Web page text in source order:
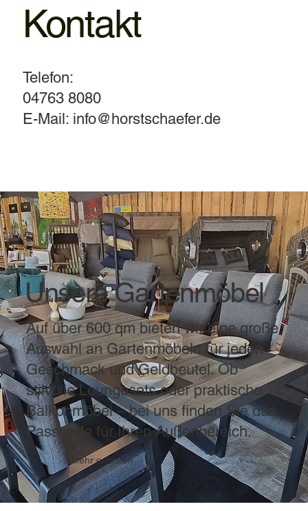
Kontakt
Telefon:
04763 8080
E-Mail: info@horstschaefer.de
Unsere Gartenmöbel
Auf über 600 qm bieten wir eine große
Auswahl an Gartenmöbeln für jeden
Geschmack und Geldbeutel. Ob
stilvolle Loungesets oder praktische
Balkonmöbel – bei uns finden Sie das
Passende für Ihren Außenbereich.
Mehr erfahren